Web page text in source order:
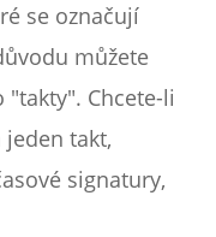
se označují
můžete
"takty". Chcete-li
takt,
signatury,